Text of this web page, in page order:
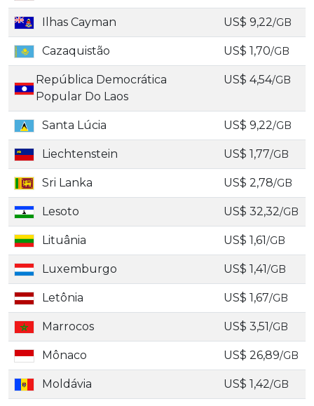
Ilhas Cayman US$ 9,22/GB
Cazaquistão US$ 1,70/GB
República Democrática
Popular Do Laos
US$ 4,54/GB
Santa Lúcia US$ 9,22/GB
Liechtenstein US$ 1,77/GB
Sri Lanka US$ 2,78/GB
Lesoto US$ 32,32/GB
Lituânia US$ 1,61/GB
Luxemburgo US$ 1,41/GB
Letônia US$ 1,67/GB
Marrocos US$ 3,51/GB
Mônaco US$ 26,89/GB
Moldávia US$ 1,42/GB